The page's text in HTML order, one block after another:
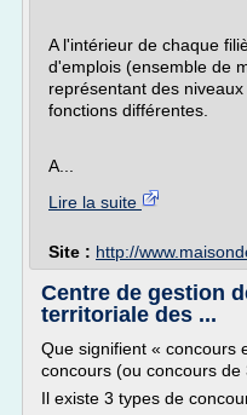
A l'intérieur de chaque
d'emplois (ensemble de
représentant des
fonctions différentes.
A...
Lire la suite
Site : http://
Centre de gestion
territoriale des ...
Que signifient « concours
concours (ou concours de
Il existe 3 types de